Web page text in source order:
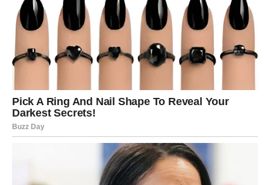
DUHOVNA PORUKA VIKENDA
Ne moraš uvek biti prvi.
Ne moraš uvek biti najjači.
Ponekad je najveća snaga u tome da priznaš šta osećaš.
Ovaj vikend te uči ravnoteži između akcije i mira. Ako